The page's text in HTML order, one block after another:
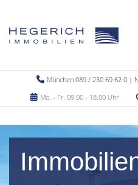
München 089 / 230 69 62 0 |
Mo. - Fr. 09.00 - 18.00 Uhr